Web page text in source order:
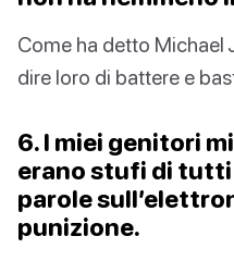
Come ha detto Michael
dire loro di battere e
6. I miei genitori
erano stufi di tutti
parole
punizione.